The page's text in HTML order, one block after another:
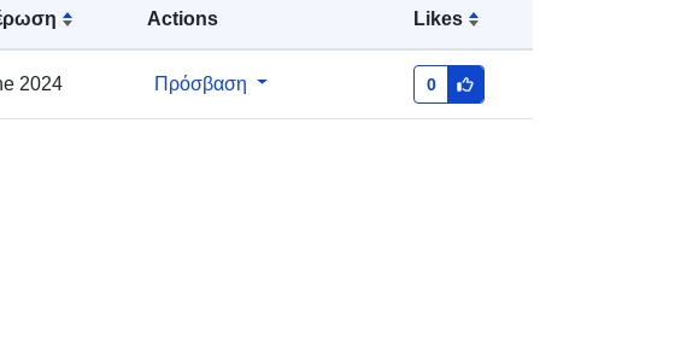
Actions Likes
2024 Πρόσβαση 0
04 August 2026
Χωρικός: Συντεταγμένες:
48.8528128 ], [ 9.0366548,